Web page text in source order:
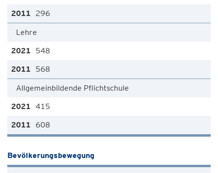
296
Lehre
548
568
Allgemeinbildende Pflichtschule
415
608
Bevölkerungsbewegung